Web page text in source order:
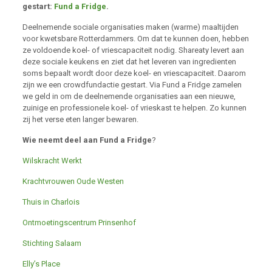
gestart: Fund a Fridge.
Deelnemende sociale organisaties maken (warme) maaltijden
voor kwetsbare Rotterdammers. Om dat te kunnen doen, hebben
ze voldoende koel- of vriescapaciteit nodig. Shareaty levert aan
deze sociale keukens en ziet dat het leveren van ingredienten
soms bepaalt wordt door deze koel- en vriescapaciteit. Daarom
zijn we een crowdfundactie gestart. Via Fund a Fridge zamelen
we geld in om de deelnemende organisaties aan een nieuwe,
zuinige en professionele koel- of vrieskast te helpen. Zo kunnen
zij het verse eten langer bewaren.
Wie neemt deel aan Fund a Fridge?
Wilskracht Werkt
Krachtvrouwen Oude Westen
Thuis in Charlois
Ontmoetingscentrum Prinsenhof
Stichting Salaam
Elly’s Place